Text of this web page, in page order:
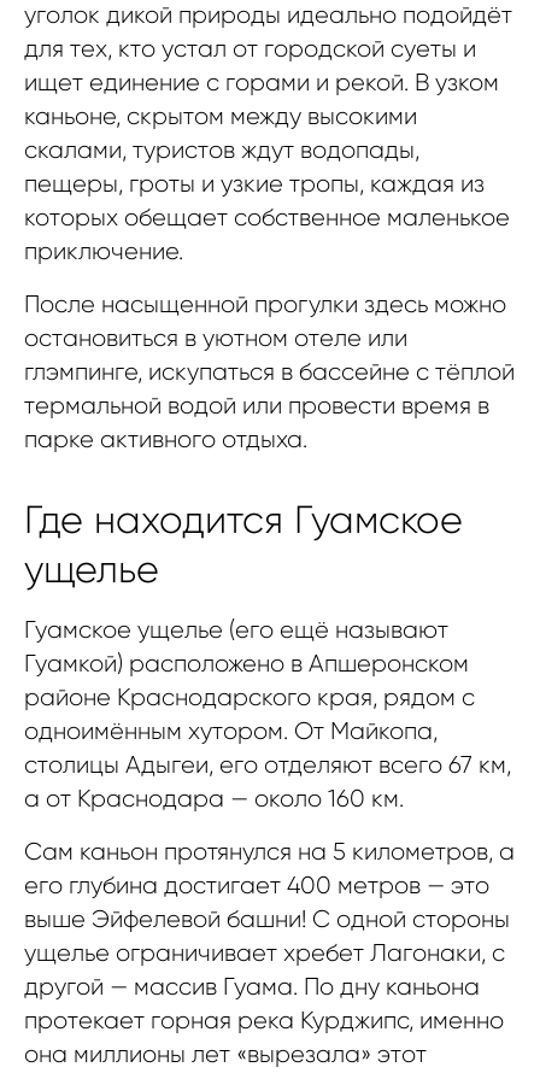
уголок дикой природы идеально подойдёт
для тех, кто устал от городской суеты и
ищет единение с горами и рекой. В узком
каньоне, скрытом между высокими
скалами, туристов ждут водопады,
пещеры, гроты и узкие тропы, каждая из
которых обещает собственное маленькое
приключение.
После насыщенной прогулки здесь можно
остановиться в уютном отеле или
глэмпинге, искупаться в бассейне с тёплой
термальной водой или провести время в
парке активного отдыха.
Где находится Гуамское
ущелье
Гуамское ущелье (его ещё называют
Гуамкой) расположено в Апшеронском
районе Краснодарского края, рядом с
одноимённым хутором. От Майкопа,
столицы Адыгеи, его отделяют всего 67 км,
а от Краснодара — около 160 км.
Сам каньон протянулся на 5 километров, а
его глубина достигает 400 метров — это
выше Эйфелевой башни! С одной стороны
ущелье ограничивает хребет Лагонаки, с
другой — массив Гуама. По дну каньона
протекает горная река Курджипс, именно
она миллионы лет «вырезала» этот